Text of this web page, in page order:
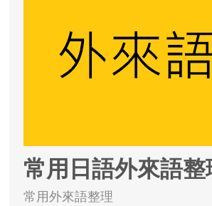
常用日語外來語整
常用外來語整理